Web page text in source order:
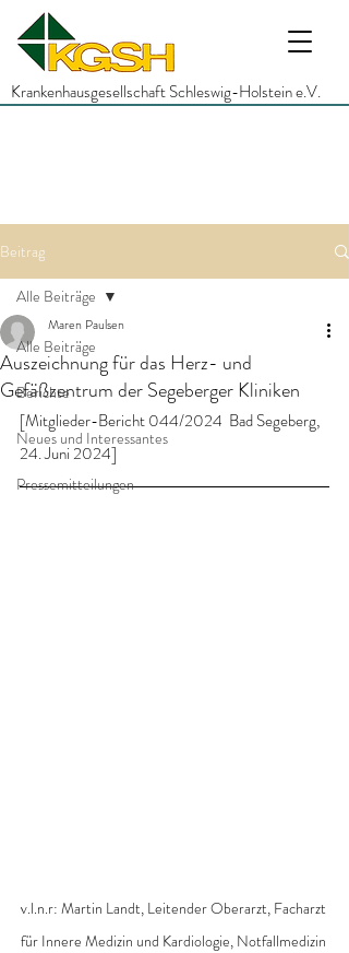
Krankenhausgesellschaft Schleswig-Holstein e.V.
Beitrag
Alle Beiträge
Berichte
Neues und Interessantes
Pressemitteilungen
Alle Beiträge
Auszeichnung für das Herz- und
Gefäßzentrum der Segeberger Kliniken
Maren Paulsen
[Mitglieder-Bericht 044/2024  Bad Segeberg,
24. Juni 2024]
v.l.n.r: Martin Landt, Leitender Oberarzt, Facharzt
für Innere Medizin und Kardiologie, Notfallmedizin